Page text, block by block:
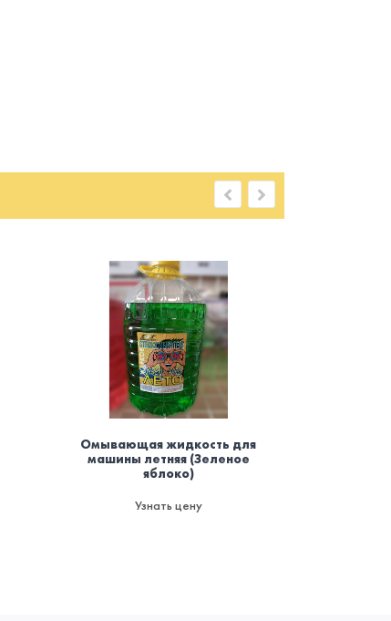
Омывающая жидкость для
машины летняя (Зеленое
яблоко)
Узнать цену